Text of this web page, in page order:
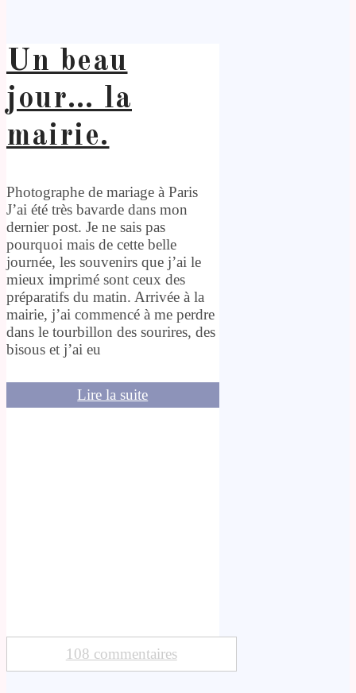
Un beau
jour… la
mairie.
Photographe de mariage à Paris
J’ai été très bavarde dans mon
dernier post. Je ne sais pas
pourquoi mais de cette belle
journée, les souvenirs que j’ai le
mieux imprimé sont ceux des
préparatifs du matin. Arrivée à la
mairie, j’ai commencé à me perdre
dans le tourbillon des sourires, des
bisous et j’ai eu
Lire la suite
108 commentaires